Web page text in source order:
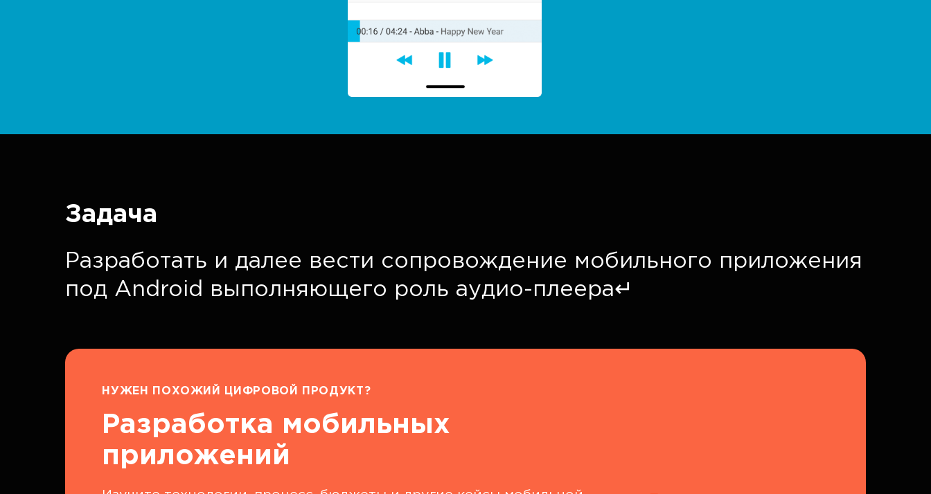
Задача
Разработать и далее вести сопровождение мобильного приложения
под Android выполняющего роль аудио-плеера↵
НУЖЕН ПОХОЖИЙ ЦИФРОВОЙ ПРОДУКТ?
Разработка мобильных
приложений